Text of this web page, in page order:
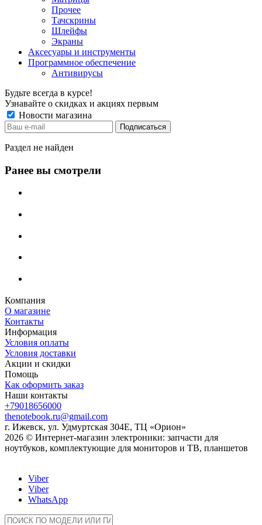
Прочее
Тачскрины
Шлейфы
Экраны
Аксесуары и инструменты
Программное обеспечение
Антивирусы
Будьте всегда в курсе!
Узнавайте о скидках и акциях первым
Новости магазина
Раздел не найден
Ранее вы смотрели
Компания
О магазине
Контакты
Информация
Условия оплаты
Условия доставки
Акции и скидки
Помощь
Как оформить заказ
Наши контакты
+79018656000
thenotebook.ru@gmail.com
г. Ижевск, ул. Удмуртская 304Е, ТЦ «Орион»
2026 © Интернет-магазин электроники: запчасти для
ноутбуков, комплектующие для мониторов и ТВ, планшетов
Viber
Viber
WhatsApp